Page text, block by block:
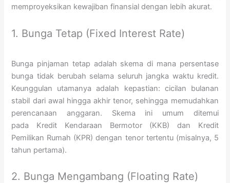
memproyeksikan kewajiban finansial dengan lebih akurat.
1. Bunga Tetap (Fixed Interest Rate)
Bunga pinjaman tetap adalah skema di mana persentase
bunga tidak berubah selama seluruh jangka waktu kredit.
Keunggulan utamanya adalah kepastian: cicilan bulanan
stabil dari awal hingga akhir tenor, sehingga memudahkan
perencanaan anggaran. Skema ini umum ditemui
pada Kredit Kendaraan Bermotor (KKB) dan Kredit
Pemilikan Rumah (KPR) dengan tenor tertentu (misalnya, 5
tahun pertama).
2. Bunga Mengambang (Floating Rate)